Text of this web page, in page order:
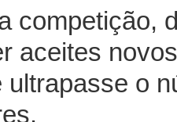
competição,
aceites
ultrapasse o